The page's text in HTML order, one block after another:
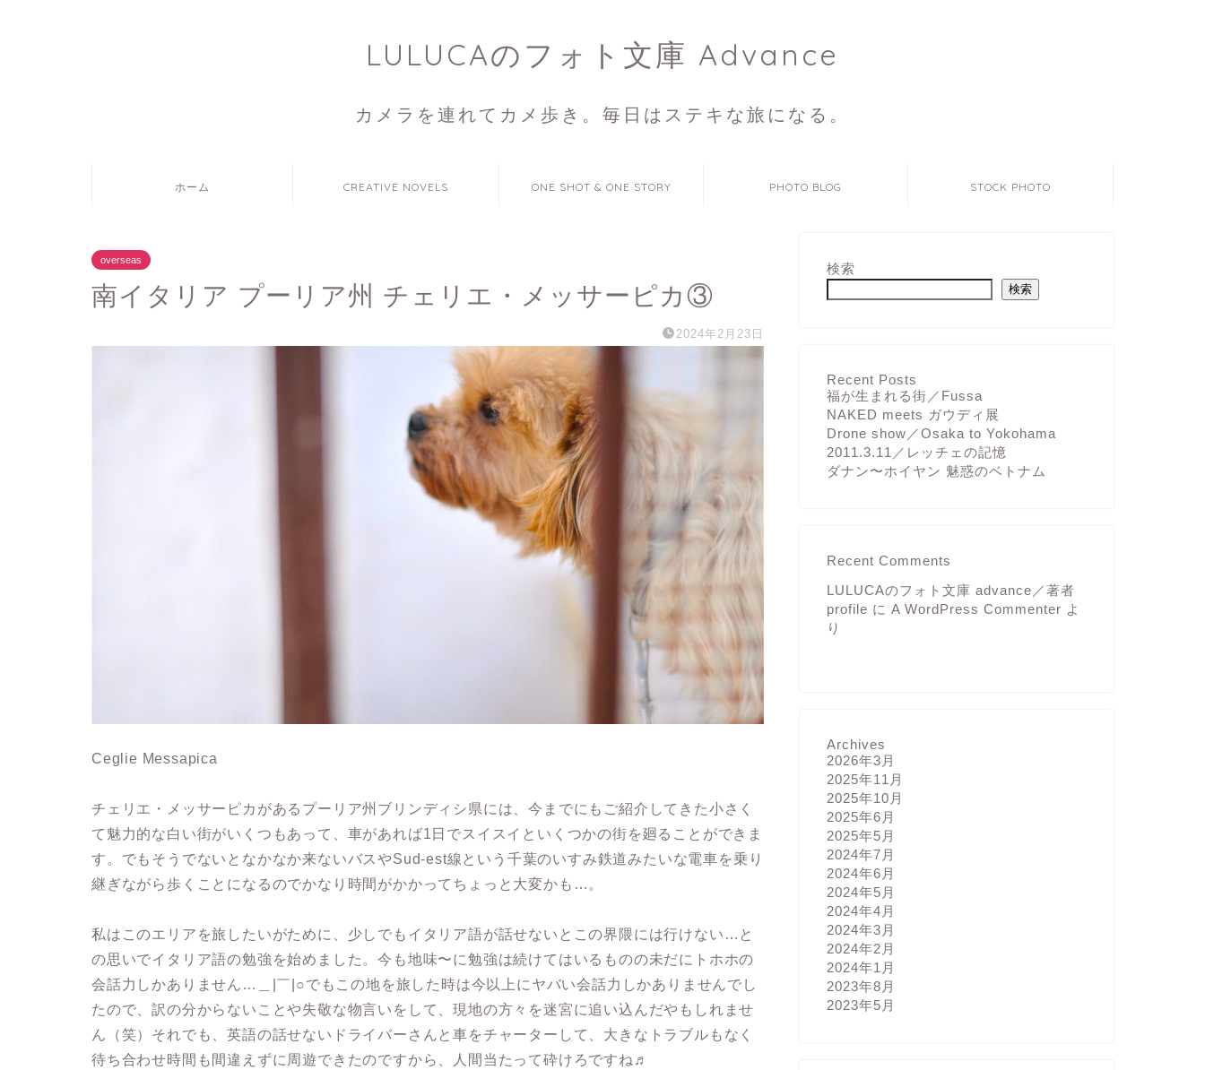
LULUCAのフォト文庫 Advance
カメラを連れてカメ歩き。毎日はステキな旅になる。
ホーム CREATIVE NOVELS ONE SHOT & ONE STORY PHOTO BLOG STOCK PHOTO
overseas
南イタリア プーリア州 チェリエ・メッサーピカ③
2024年2月23日
Ceglie Messapica
チェリエ・メッサーピカがあるプーリア州ブリンディシ県には、今までにもご紹介してきた小さく
て魅力的な白い街がいくつもあって、車があれば1日でスイスイといくつかの街を廻ることができま
す。でもそうでないとなかなか来ないバスやSud-est線という千葉のいすみ鉄道みたいな電車を乗り
継ぎながら歩くことになるのでかなり時間がかかってちょっと大変かも…。
私はこのエリアを旅したいがために、少しでもイタリア語が話せないとこの界隈には行けない…と
の思いでイタリア語の勉強を始めました。今も地味〜に勉強は続けてはいるものの未だにトホホの
会話力しかありません…＿|￣|○でもこの地を旅した時は今以上にヤバい会話力しかありませんでし
たので、訳の分からないことや失敬な物言いをして、現地の方々を迷宮に追い込んだやもしれませ
ん（笑）それでも、英語の話せないドライバーさんと車をチャーターして、大きなトラブルもなく
待ち合わせ時間も間違えずに周遊できたのですから、人間当たって砕けろですね♬
検索
検索
Recent Posts
福が生まれる街／Fussa
NAKED meets ガウディ展
Drone show／Osaka to Yokohama
2011.3.11／レッチェの記憶
ダナン〜ホイヤン 魅惑のベトナム
Recent Comments
LULUCAのフォト文庫 advance／著者
profile に A WordPress Commenter よ
り
Archives
2026年3月
2025年11月
2025年10月
2025年6月
2025年5月
2024年7月
2024年6月
2024年5月
2024年4月
2024年3月
2024年2月
2024年1月
2023年8月
2023年5月